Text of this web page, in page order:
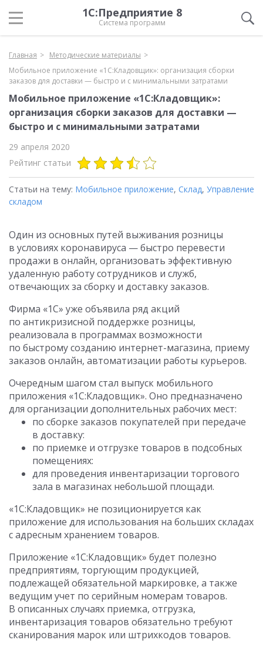
1С:Предприятие 8
Система программ
Главная
Методические материалы
Мобильное приложение «1С:Кладовщик»: организация сборки
заказов для доставки — быстро и с минимальными затратами
Мобильное приложение «1С:Кладовщик»:
организация сборки заказов для доставки —
быстро и с минимальными затратами
29 апреля 2020
Рейтинг статьи
Статьи на тему: Мобильное приложение, Склад, Управление
складом
Один из основных путей выживания розницы
в условиях коронавируса — быстро перевести
продажи в онлайн, организовать эффективную
удаленную работу сотрудников и служб,
отвечающих за сборку и доставку заказов.
Фирма «1С» уже объявила ряд акций
по антикризисной поддержке розницы,
реализовала в программах возможности
по быстрому созданию интернет-магазина, приему
заказов онлайн, автоматизации работы курьеров.
Очередным шагом стал выпуск мобильного
приложения «1С:Кладовщик». Оно предназначено
для организации дополнительных рабочих мест:
по сборке заказов покупателей при передаче
в доставку:
по приемке и отгрузке товаров в подсобных
помещениях:
для проведения инвентаризации торгового
зала в магазинах небольшой площади.
«1С:Кладовщик» не позиционируется как
приложение для использования на больших складах
с адресным хранением товаров.
Приложение «1С:Кладовщик» будет полезно
предприятиям, торгующим продукцией,
подлежащей обязательной маркировке, а также
ведущим учет по серийным номерам товаров.
В описанных случаях приемка, отгрузка,
инвентаризация товаров обязательно требуют
сканирования марок или штрихкодов товаров.